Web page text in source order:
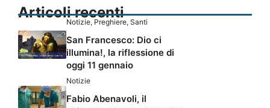
Articoli recenti
Notizie, Preghiere, Santi
San Francesco: Dio ci
illumina!, la riflessione di
oggi 11 gennaio
Notizie
Fabio Abenavoli, il